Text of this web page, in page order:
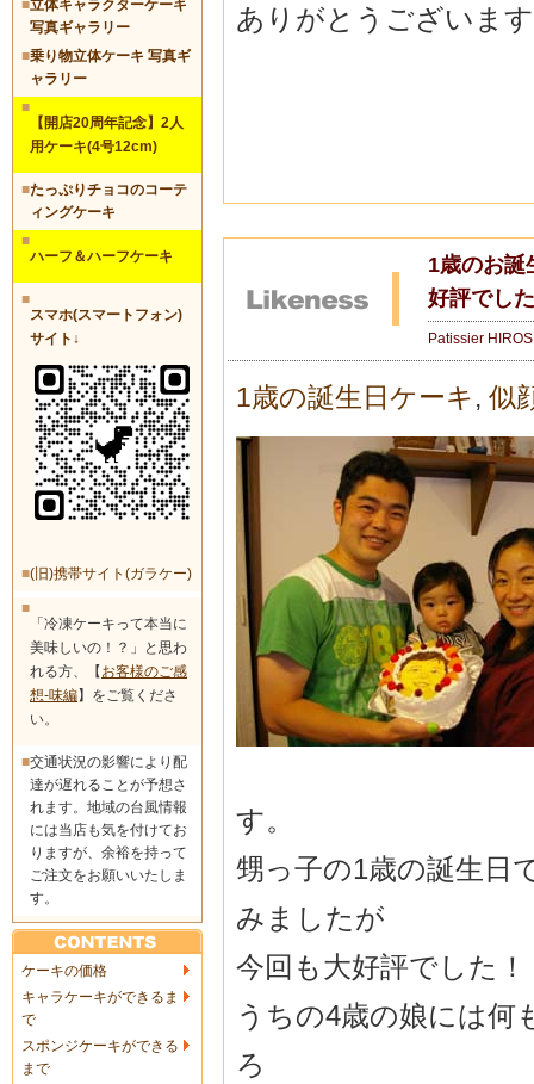
■立体キャラクターケーキ
写真ギャラリー
■乗り物立体ケーキ 写真ギ
ャラリー
■
【開店20周年記念】2人
用ケーキ(4号12cm)
■たっぷりチョコのコーテ
ィングケーキ
■
ハーフ＆ハーフケーキ
■
スマホ(スマートフォン)
サイト↓
■(旧)携帯サイト(ガラケー)
■
「冷凍ケーキって本当に
美味しいの！？」と思わ
れる方、【 お客様のご感
想-味編】をご覧くださ
い。
■交通状況の影響により配
達が遅れることが予想さ
れます。地域の台風情報
には当店も気を付けてお
りますが、余裕を持って
ご注文をお願いいたしま
す。
ケーキの価格
キャラケーキができるま
で
スポンジケーキができる
まで
ありがとうございま
1歳のお誕
好評でし
Patissier
1歳の誕生日ケーキ , 似
す。
甥っ子の1歳の誕生日
みましたが
今回も大好評でした！
うちの4歳の娘には何
ろ